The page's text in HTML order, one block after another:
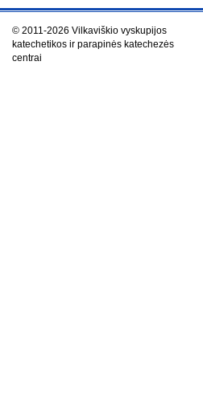
© 2011-2026 Vilkaviškio vyskupijos
katechetikos ir parapinės katechezės
centrai